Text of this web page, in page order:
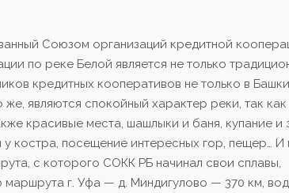
Союзом организаций кредитной
по реке Белой является не только
кредитных кооперативов не только в
являются спокойный характер реки, так как
красивые места, шашлыки и баня, купание и
костра, посещение интересных гор, пещер… И
с которого СОКК РБ начинал свои сплавы,
маршрута г. Уфа — д. Миндигулово — 370 км,